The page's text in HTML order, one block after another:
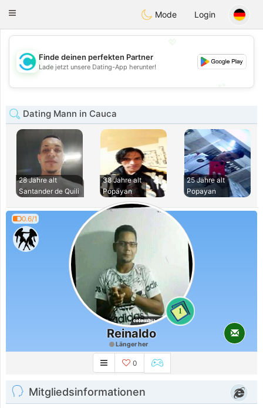
olombiaCitas
Toggle
Mode Login
💖
💕
Finde deinen perfekten Partner
Lade jetzt unsere Dating-App herunter!
Dating Mann in Cauca
28 Jahre alt
Santander de Quili
38 Jahre alt
Popayan
25 Jahre alt
Popayan
0.6/1
1
Reinaldo
Länger her
0
Mitgliedsinformationen